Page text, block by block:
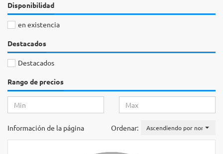
Disponibilidad
en existencia
Destacados
Destacados
Rango de precios
Ordenar: Ascendiendo por nombre
Información de la página